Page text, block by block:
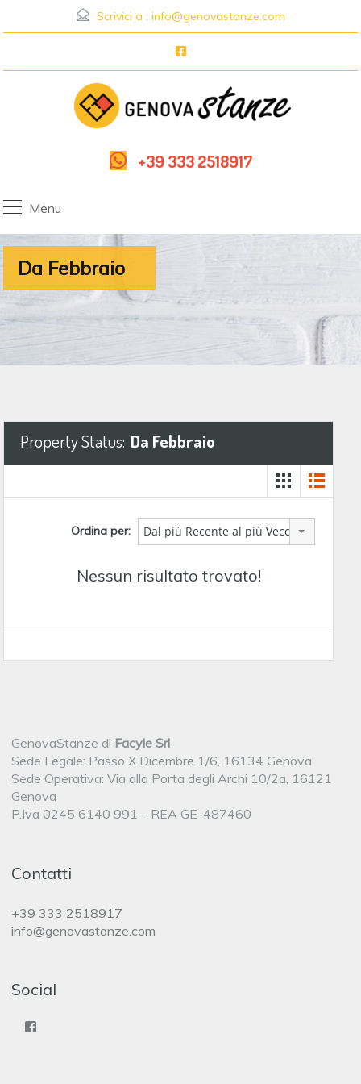
Scrivici a : info@genovastanze.com
+39 333 2518917
Menu
Da Febbraio
Property Status: Da Febbraio
Ordina per: Dal più Recente al più Vecchio
Nessun risultato trovato!
GenovaStanze di Facyle Srl
Sede Legale: Passo X Dicembre 1/6, 16134 Genova
Sede Operativa: Via alla Porta degli Archi 10/2a, 16121
Genova
P.Iva 0245 6140 991 – REA GE-487460
Contatti
+39 333 2518917
info@genovastanze.com
Social